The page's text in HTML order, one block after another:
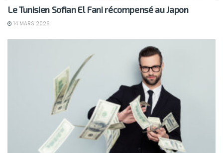
Le Tunisien Sofian El Fani récompensé au Japon
14 MARS 2026